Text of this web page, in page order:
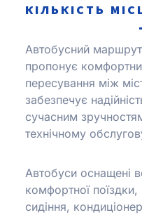
КІЛЬКІСТЬ
Автобусний
пропонує
пересування між
забезпечує
сучасним
технічному
Автобуси оснащені
комфортної
сидіння,